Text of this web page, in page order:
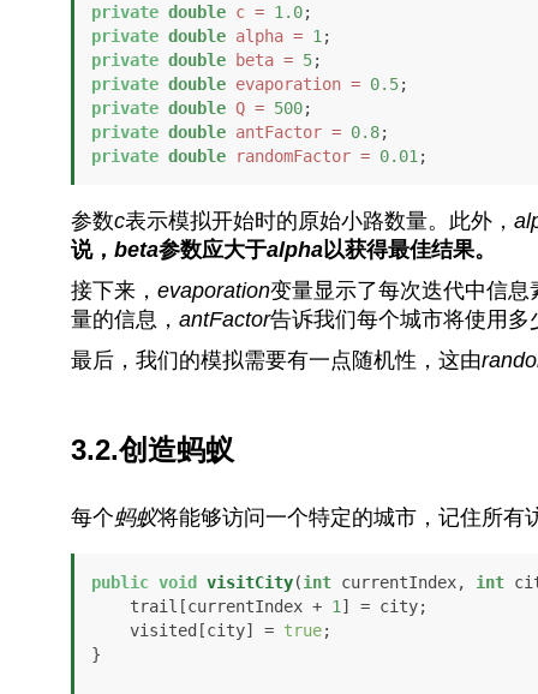
private double c = 1.0
private double alpha = 1
private double beta = 5
private double evaporation = 0.5
private double Q = 500
private double antFactor = 0.8
private double randomFactor = 0.01 ;
参数c表示模拟开始时的原始小路数量。此外，
说， beta参数应大于alpha以获得最佳结果。
接下来， evaporation变量显示了每次迭代中信息
量的信息， antFactor告诉我们每个城市将使用多
最后，我们的模拟需要有一点随机性，这由
3.2.创造蚂蚁
每个蚂蚁将能够访问一个特定的城市，记住所有
public void visitCity(int currentIndex, int
    trail[currentIndex +
1 ] = city;
    visited[city] =
true;
}